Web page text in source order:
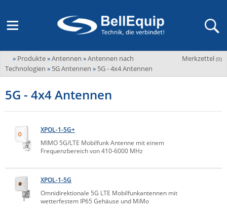
M2M Router, Antennen, VPN & SIM
SD-WAN & Bonding
Antennen
KVM
Audio/Video
USV, Energieverteilung & -messung
Adder
ADEL system
Advantech
Advantech-Conel
AKCP / AKCess Pro
Amit
Bachmann
Black Box
Übersicht
Wissen
Veranstaltungen
Bell-Up-to-Date Magazine
Aktueller Newsletter
LAGERABVERKAUF Stromverteilung und -messung
Unternehmen
Ansprechpersonen
Jobs & Karriere
News
Merkzettel (0)
» Produkte»Antennen »Antennen nach
Technologien » 5G Antennen » 5G - 4x4 Antennen
5G - 4x4 Antennen
XPOL-1-5G+
MIMO 5G/LTE Mobilfunk Antenne mit einem
Frequenzbereich von 410-6000 MHz
XPOL-1-5G
Omnidirektionale 5G LTE Mobilfunkantennen mit
wetterfestem IP65 Gehäuse und MiMo